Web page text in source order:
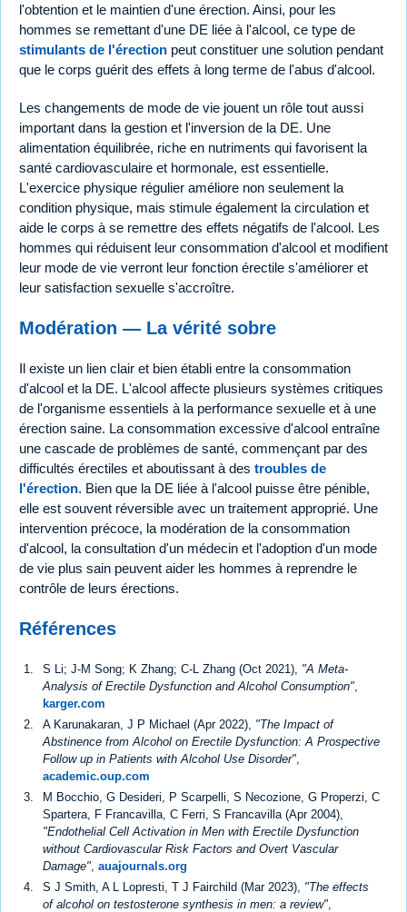
l'obtention et le maintien d'une érection. Ainsi, pour les
hommes se remettant d'une DE liée à l'alcool, ce type de
stimulants de l'érection peut constituer une solution pendant
que le corps guérit des effets à long terme de l'abus d'alcool.
Les changements de mode de vie jouent un rôle tout aussi
important dans la gestion et l'inversion de la DE. Une
alimentation équilibrée, riche en nutriments qui favorisent la
santé cardiovasculaire et hormonale, est essentielle.
L'exercice physique régulier améliore non seulement la
condition physique, mais stimule également la circulation et
aide le corps à se remettre des effets négatifs de l'alcool. Les
hommes qui réduisent leur consommation d'alcool et modifient
leur mode de vie verront leur fonction érectile s'améliorer et
leur satisfaction sexuelle s'accroître.
Modération — La vérité sobre
Il existe un lien clair et bien établi entre la consommation
d'alcool et la DE. L'alcool affecte plusieurs systèmes critiques
de l'organisme essentiels à la performance sexuelle et à une
érection saine. La consommation excessive d'alcool entraîne
une cascade de problèmes de santé, commençant par des
difficultés érectiles et aboutissant à des troubles de
l'érection. Bien que la DE liée à l'alcool puisse être pénible,
elle est souvent réversible avec un traitement approprié. Une
intervention précoce, la modération de la consommation
d'alcool, la consultation d'un médecin et l'adoption d'un mode
de vie plus sain peuvent aider les hommes à reprendre le
contrôle de leurs érections.
Références
S Li; J-M Song; K Zhang; C-L Zhang (Oct 2021), "A Meta-
Analysis of Erectile Dysfunction and Alcohol Consumption",
karger.com
A Karunakaran, J P Michael (Apr 2022), "The Impact of
Abstinence from Alcohol on Erectile Dysfunction: A Prospective
Follow up in Patients with Alcohol Use Disorder"
academic.oup.com
M Bocchio, G Desideri, P Scarpelli, S Necozione, G Properzi, C
Spartera, F Francavilla, C Ferri, S Francavilla (Apr 2004),
"Endothelial Cell Activation in Men with Erectile Dysfunction
without Cardiovascular Risk Factors and Overt Vascular
Damage" auajournals.org
S J Smith, A L Lopresti, T J Fairchild (Mar 2023), "The effects
of alcohol on testosterone synthesis in men: a review"